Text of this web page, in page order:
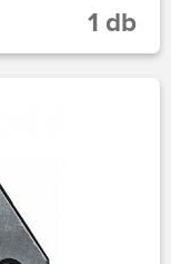
1 db